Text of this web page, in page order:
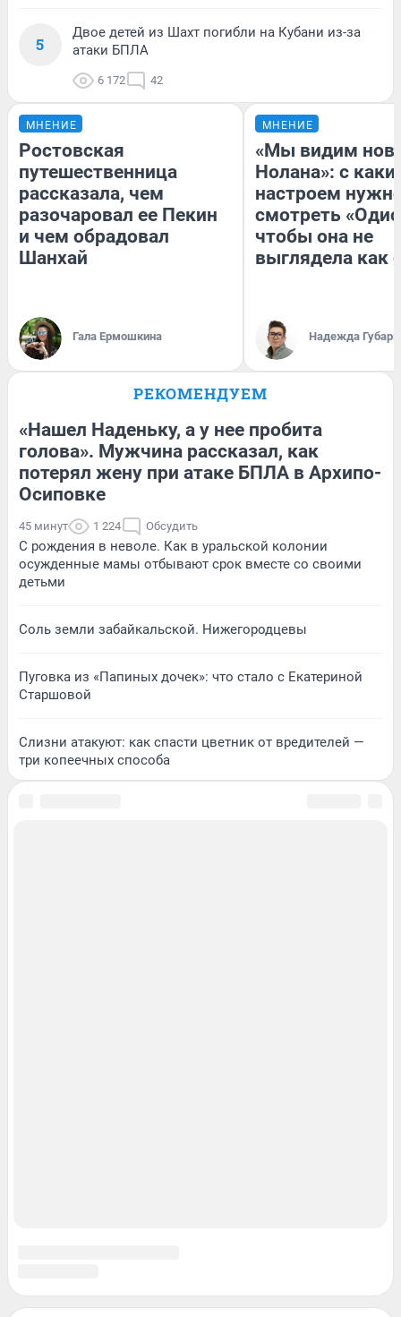
5
Двое детей из Шахт погибли на Кубани из-за
атаки БПЛА
6 172 42
МНЕНИЕ
Ростовская
путешественница
рассказала, чем
разочаровал ее Пекин
и чем обрадовал
Шанхай
Гала Ермошкина
МНЕНИЕ
«Мы видим
Нолана»: с
настроем
смотреть
чтобы она не
выглядела как
Надежда Губарь
РЕКОМЕНДУЕМ
«Нашел Наденьку, а у нее пробита
голова». Мужчина рассказал, как
потерял жену при атаке БПЛА в Архипо-
Осиповке
45 минут 1 224 Обсудить
С рождения в неволе. Как в уральской колонии
осужденные мамы отбывают срок вместе со своими
детьми
Соль земли забайкальской. Нижегородцевы
Пуговка из «Папиных дочек»: что стало с Екатериной
Старшовой
Слизни атакуют: как спасти цветник от вредителей —
три копеечных способа